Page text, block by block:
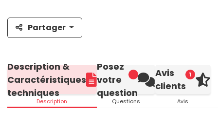
Partager
Description &
Caractéristiques
techniques
Description
Posez
votre
question
Questions
1
Avis
clients
Avis